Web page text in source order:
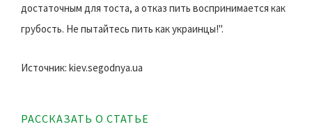
достаточным для тоста, а отказ пить воспринимается как
грубость. Не пытайтесь пить как украинцы!".
Источник: kiev.segodnya.ua
РАССКАЗАТЬ О СТАТЬЕ